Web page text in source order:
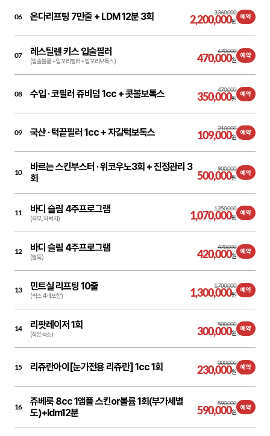
06 온다리프팅 7만줄 + LDM 12분 3회 3,360,000
2,200,000원
예약
07 레스틸렌 키스 입술필러
(입술볼륨 + 입꼬리필러 + 입꼬리보톡스)
670,000
470,000원
예약
08 수입 ·코필러 쥬비덤 1cc + 콧볼보톡스 470,000
350,000원
예약
09 국산 ·턱끝필러 1cc + 자갈턱보톡스 210,000
109,000원
예약
10 바르는 스킨부스터 ·위코우노3회 + 진정관리 3
회
900,000
500,000원
예약
11 바디 슬림 4주프로그램
(복부, 허벅지)
1,250,000
1,070,000원
예약
12 바디 슬림 4주프로그램
(팔뚝)
470,000
420,000원
예약
13 민트실 리프팅 10줄
(픽스 4개 포함)
1,700,000
1,300,000원
예약
14 리팟레이저 1회
(작은색소)
500,000
300,000원
예약
15 리쥬란아이[눈가전용 리쥬란] 1cc 1회 300,000
230,000원
예약
16
쥬베룩 8cc 1앰플 스킨or볼륨 1회(부가세별
도)+ldm12분
590,000
590,000원
예약